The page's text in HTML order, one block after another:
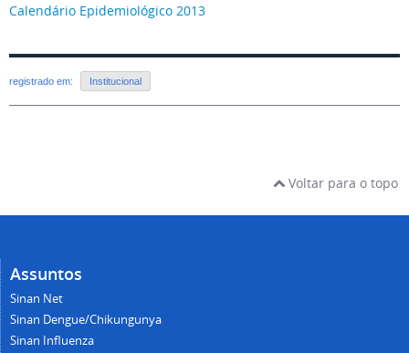
Calendário Epidemiológico 2013
registrado em: Institucional
Voltar para o topo
Assuntos
Sinan Net
Sinan Dengue/Chikungunya
Sinan Influenza